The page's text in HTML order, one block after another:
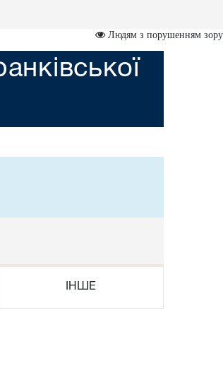
Людям з порушенням зору
ІНШЕ